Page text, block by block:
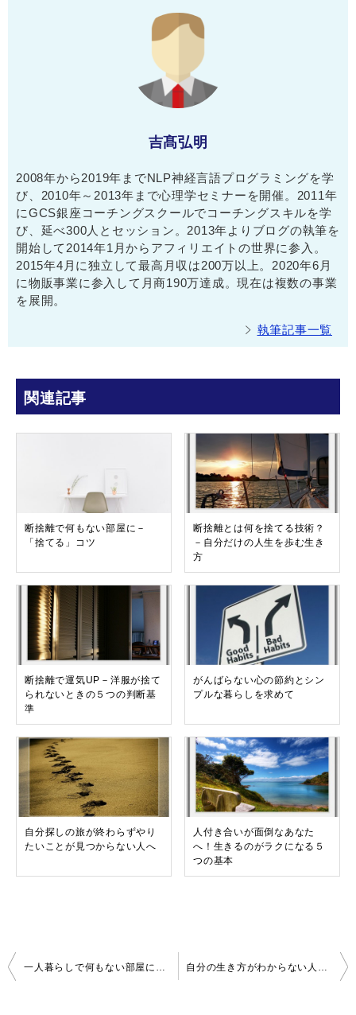
吉髙弘明
2008年から2019年までNLP神経言語プログラミングを学
び、2010年～2013年まで心理学セミナーを開催。2011年
にGCS銀座コーチングスクールでコーチングスキルを学
び、延べ300人とセッション。2013年よりブログの執筆を
開始して2014年1月からアフィリエイトの世界に参入。
2015年4月に独立して最高月収は200万以上。2020年6月
に物販事業に参入して月商190万達成。現在は複数の事業
を展開。
執筆記事一覧
関連記事
断捨離で何もない部屋に－
「捨てる」コツ
断捨離とは何を捨てる技術？
－自分だけの人生を歩む生き
方
断捨離で運気UP－洋服が捨て
られないときの５つの判断基
準
がんばらない心の節約とシン
プルな暮らしを求めて
自分探しの旅が終わらずやり
たいことが見つからない人へ
人付き合いが面倒なあなた
へ！生きるのがラクになる５
つの基本
投
一人暮らしで何もない部屋にする－シンプルライフのコツ 自分の生き方がわからない人へ－捨てる技術